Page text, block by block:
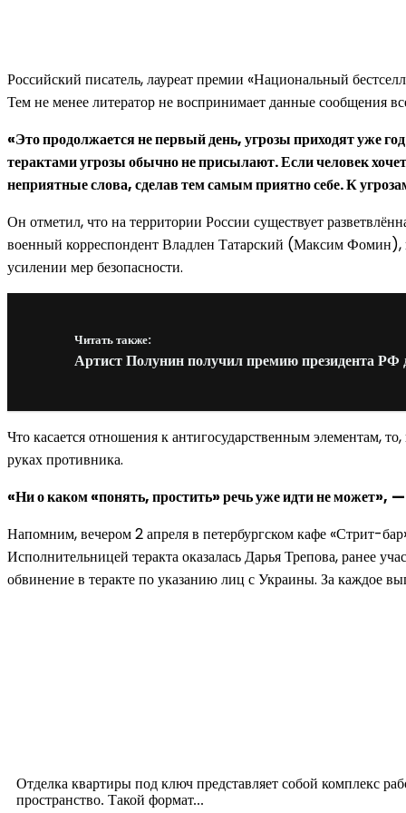
Российский писатель, лауреат премии «Национальный
Тем не менее литератор не воспринимает данные сообщения
«Это продолжается не первый день, угрозы приходят уже
терактами угрозы обычно не присылают. Если человек
неприятные слова, сделав тем самым приятно себе. К
Он отметил, что на территории России существует
военный корреспондент Владлен Татарский (Максим Фомин),
усилении мер безопасности.
Читать также:
Артист Полунин получил премию президента РФ
Что касается отношения к антигосударственным элементам,
руках противника.
«Ни о каком «понять, простить» речь уже идти не может», —
Напомним, вечером 2 апреля в петербургском кафе «Стрит-
Исполнительницей теракта оказалась Дарья Трепова, ранее
обвинение в теракте по указанию лиц с Украины. За каждое
Отделка квартиры под ключ представляет собой комплекс
пространство. Такой формат...